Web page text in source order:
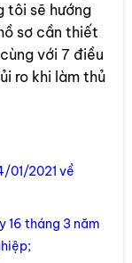
tôi sẽ hướng
sơ cần thiết
với 7 điều
ro khi làm thủ
01/2021 về
16 tháng 3 năm